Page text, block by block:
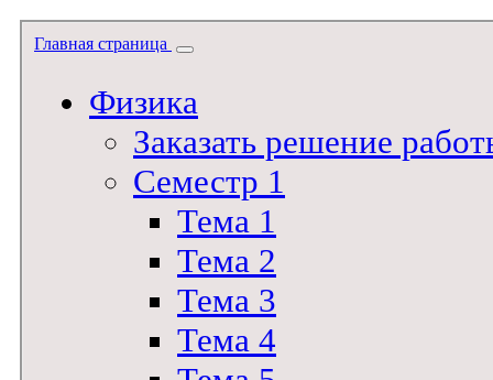
Главная страница
Физика
Заказать решение
Семестр 1
Тема 1
Тема 2
Тема 3
Тема 4